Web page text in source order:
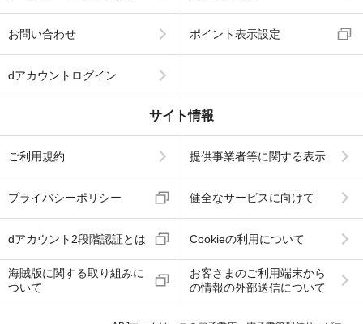
お問い合わせ ポイント表示設定
dアカウントログイン
サイト情報
ご利用規約 提供事業者等に関する表示
プライバシーポリシー 健全なサービスに向けて
dアカウント2段階認証とは Cookieの利用について
海賊版に関する取り組みに
ついて
お客さまのご利用端末から
の情報の外部送信について